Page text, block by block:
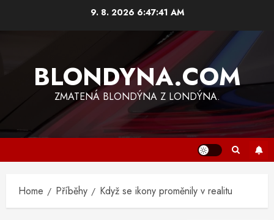
9. 8. 2026 6:47:42 AM
BLONDYNA.COM
ZMATENÁ BLONDÝNA Z LONDÝNA.
Home Příběhy Když se ikony proměnily v realitu